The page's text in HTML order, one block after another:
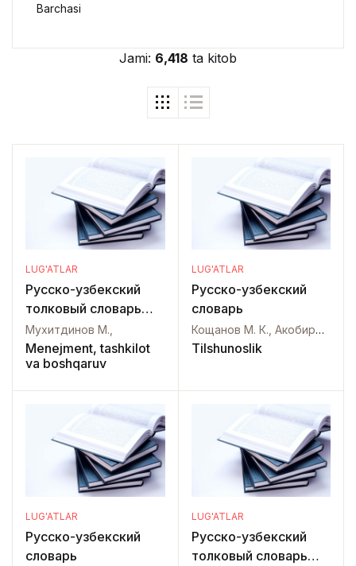
Jami: 6,418 ta kitob
LUG'ATLAR
Русско-узбекский
толковый словарь
терминов по
менеджменту
качества и инновации
Мухитдинов М.,
Menejment, tashkilot
va boshqaruv
LUG'ATLAR
Русско-узбекский
словарь
Кощанов М. К., Акобиров С. Ф., Аликулов Т., Альхамова Н. А., Кадыров Л. К.,
Tilshunoslik
LUG'ATLAR
Русско-узбекский
словарь
LUG'ATLAR
Русско-узбекский
толковый словарь
Barchasi